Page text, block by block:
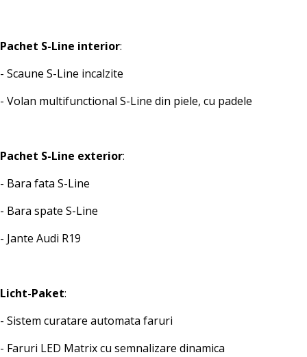
Pachet S-Line interior:
- Scaune S-Line incalzite
- Volan multifunctional S-Line din piele, cu padele
Pachet S-Line exterior:
- Bara fata S-Line
- Bara spate S-Line
- Jante Audi R19
Licht-Paket:
- Sistem curatare automata faruri
- Faruri LED Matrix cu semnalizare dinamica